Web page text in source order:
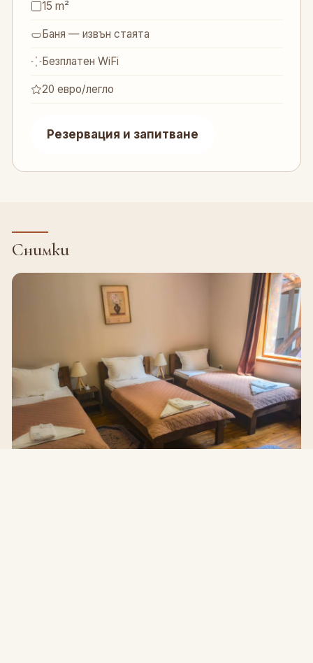
15 m²
Баня — извън стаята
Безплатен WiFi
20 евро/легло
Резервация и запитване
Снимки